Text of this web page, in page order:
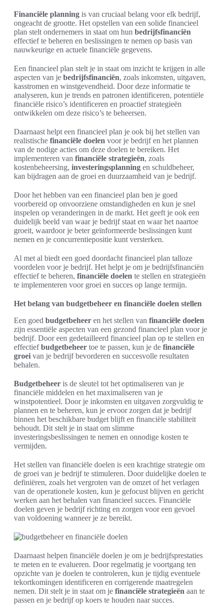
Financiële planning is van cruciaal belang voor elk bedrijf,
ongeacht de grootte. Het opstellen van een solide financieel
plan stelt ondernemers in staat om hun bedrijfsfinanciën
effectief te beheren en beslissingen te nemen op basis van
nauwkeurige en actuele financiële gegevens.
Een financieel plan stelt je in staat om inzicht te krijgen in alle
aspecten van je bedrijfsfinanciën, zoals inkomsten, uitgaven,
kasstromen en winstgevendheid. Door deze informatie te
analyseren, kun je trends en patronen identificeren, potentiële
financiële risico’s identificeren en proactief strategieën
ontwikkelen om deze risico’s te beheersen.
Daarnaast helpt een financieel plan je ook bij het stellen van
realistische financiële doelen voor je bedrijf en het plannen
van de nodige acties om deze doelen te bereiken. Het
implementeren van financiële strategieën, zoals
kostenbeheersing, investeringsplanning en schuldbeheer,
kan bijdragen aan de groei en duurzaamheid van je bedrijf.
Door het hebben van een financieel plan ben je goed
voorbereid op onvoorziene omstandigheden en kun je snel
inspelen op veranderingen in de markt. Het geeft je ook een
duidelijk beeld van waar je bedrijf staat en waar het naartoe
groeit, waardoor je beter geïnformeerde beslissingen kunt
nemen en je concurrentiepositie kunt versterken.
Al met al biedt een goed doordacht financieel plan talloze
voordelen voor je bedrijf. Het helpt je om je bedrijfsfinanciën
effectief te beheren, financiële doelen te stellen en strategieën
te implementeren voor groei en succes op lange termijn.
Het belang van budgetbeheer en financiële doelen stellen
Een goed budgetbeheer en het stellen van financiële doelen
zijn essentiële aspecten van een gezond financieel plan voor je
bedrijf. Door een gedetailleerd financieel plan op te stellen en
effectiefbudgetbeheer toe te passen, kun je de financiële
groei van je bedrijf bevorderen en succesvolle resultaten
behalen.
Budgetbeheer is de sleutel tot het optimaliseren van je
financiële middelen en het maximaliseren van je
winstpotentieel. Door je inkomsten en uitgaven zorgvuldig te
plannen en te beheren, kun je ervoor zorgen dat je bedrijf
binnen het beschikbare budget blijft en financiële stabiliteit
behoudt. Dit stelt je in staat om slimme
investeringsbeslissingen te nemen en onnodige kosten te
vermijden.
Het stellen van financiële doelen is een krachtige strategie om
de groei van je bedrijf te stimuleren. Door duidelijke doelen te
definiëren, zoals het vergroten van de omzet of het verlagen
van de operationele kosten, kun je gefocust blijven en gericht
werken aan het behalen van financieel succes. Financiële
doelen geven je bedrijf richting en zorgen voor een gevoel
van voldoening wanneer je ze bereikt.
Daarnaast helpen financiële doelen je om je bedrijfsprestaties
te meten en te evalueren. Door regelmatig je voortgang ten
opzichte van je doelen te controleren, kun je tijdig eventuele
tekortkomingen identificeren en corrigerende maatregelen
nemen. Dit stelt je in staat om je financiële strategieën aan te
passen en je bedrijf op koers te houden naar succes.